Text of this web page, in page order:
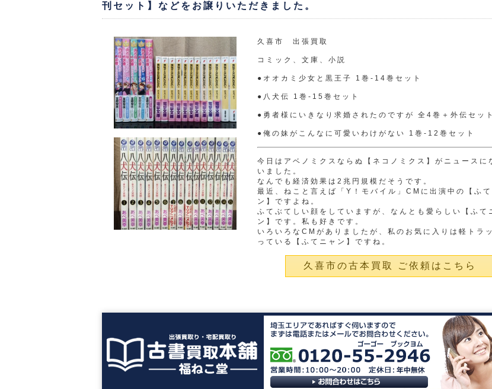
刊セット】などをお譲りいただきました。
久喜市 出張買取
コミック、文庫、小説
●オオカミ少女と黒王子 1巻-14巻セット
●八犬伝 1巻-15巻セット
●勇者様にいきなり求婚されたのですが 全4巻＋外伝セット
●俺の妹がこんなに可愛いわけがない 1巻-12巻セット
今日はアベノミクスならぬ【ネコノミクス】がニュースに
いました。
なんでも経済効果は2兆円規模だそうです。
最近、ねこと言えば「Y！モバイル」CMに出演中の【ふて
ン】ですよね。
ふてぶてしい顔をしていますが、なんとも愛らしい【ふて
ン】です。私も好きです。
いろいろなCMがありましたが、私のお気に入りは軽トラ
っている【ふてニャン】ですね。
久喜市の古本買取 ご依頼はこちら